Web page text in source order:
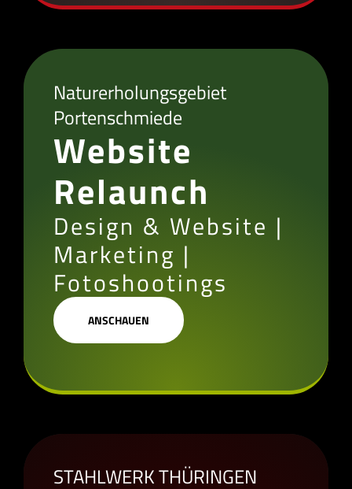
Naturerholungsgebiet
Portenschmiede
Website
Relaunch
Design & Website |
Marketing |
Fotoshootings
ANSCHAUEN
STAHLWERK THÜRINGEN